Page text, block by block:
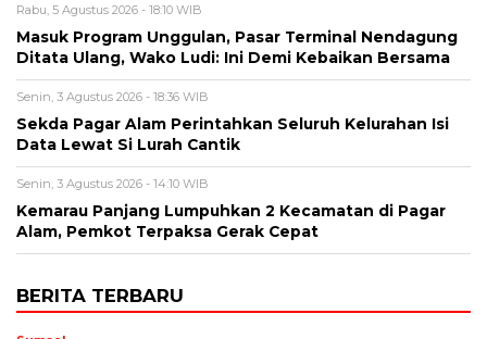
Rabu, 5 Agustus 2026 - 18:10 WIB
Masuk Program Unggulan, Pasar Terminal Nendagung
Ditata Ulang, Wako Ludi: Ini Demi Kebaikan Bersama
Senin, 3 Agustus 2026 - 18:36 WIB
Sekda Pagar Alam Perintahkan Seluruh Kelurahan Isi
Data Lewat Si Lurah Cantik
Senin, 3 Agustus 2026 - 14:10 WIB
Kemarau Panjang Lumpuhkan 2 Kecamatan di Pagar
Alam, Pemkot Terpaksa Gerak Cepat
BERITA TERBARU